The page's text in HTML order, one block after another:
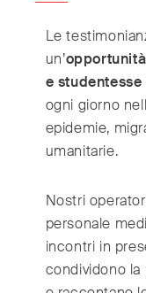
Le
un’
e studentesse
ogni giorno
epidemie,
umanitarie.
Nostri
personale
incontri in
condividono